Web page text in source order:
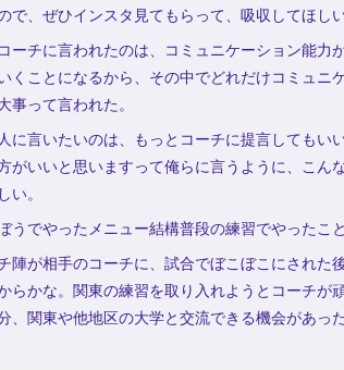
で、ぜひインスタ見てもらって、吸収してほし
ーチに言われたのは、コミュニケーション能
くことになるから、その中でどれだけコミュ
事って言われた。
に言いたいのは、もっとコーチに提言しても
がいいと思いますって俺らに言うように、こん
。
うでやったメニュー結構普段の練習でやったこ
陣が相手のコーチに、試合でぼこぼこにされ
らかな。関東の練習を取り入れようとコーチが
、関東や他地区の大学と交流できる機会があっ